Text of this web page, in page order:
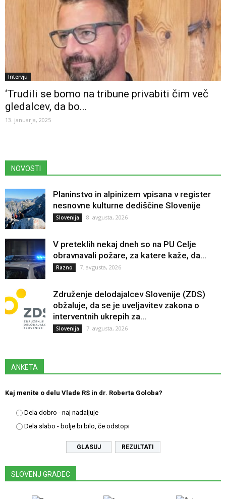
Intervju
‘Trudili se bomo na tribune privabiti čim več
gledalcev, da bo...
13. januarja, 2025
NOVOSTI
Planinstvo in alpinizem vpisana v register
nesnovne kulturne dediščine Slovenije
Slovenija 8. avgusta, 2026
V preteklih nekaj dneh so na PU Celje
obravnavali požare, za katere kaže, da...
Razno 7. avgusta, 2026
Združenje delodajalcev Slovenije (ZDS)
obžaluje, da se je uveljavitev zakona o
interventnih ukrepih za...
Slovenija 7. avgusta, 2026
ANKETA
Kaj menite o delu Vlade RS in dr. Roberta Goloba?
Dela dobro - naj nadaljuje
Dela slabo - bolje bi bilo, če odstopi
REZULTATI
SLOVENJ GRADEC